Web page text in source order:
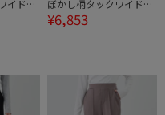
イドパ
ぼかし柄タックワイドパ
ンツ
¥6,853